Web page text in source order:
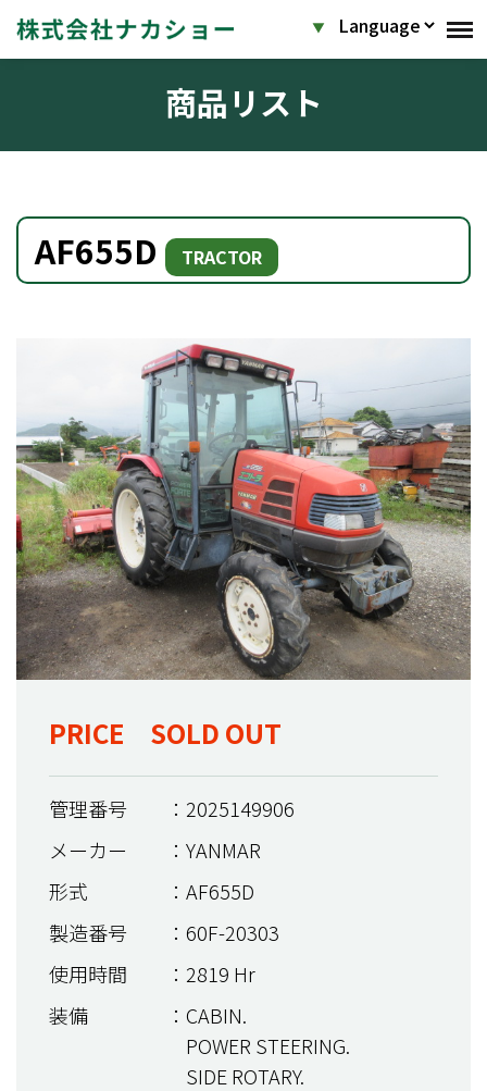
商品リスト
AF655D TRACTOR
PRICE SOLD OUT
管理番号
：2025149906
メーカー
：YANMAR
形式
：AF655D
製造番号
：60F-20303
使用時間
：2819 Hr
装備
：CABIN.
POWER STEERING.
SIDE ROTARY.